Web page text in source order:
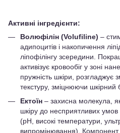
Активні інгредієнти:
Волюфілін (Volufiline) –
адипоцитів і накопичення
ліпофілінгу зсередини.
активізує кровообіг у зоні
пружність шкіри,
текстуру, зміцнюючи шкірний
Ектоїн – захисна молекула,
шкіру до несприятливих
(pH, високі температури,
випромінювання). Компонент